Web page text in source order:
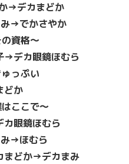
→デカまどか
→でかさやか
資格～
デカ眼鏡ほむら
っぷい
か
ここで～
眼鏡ほむら
→ほむら
まどか→デカまみ